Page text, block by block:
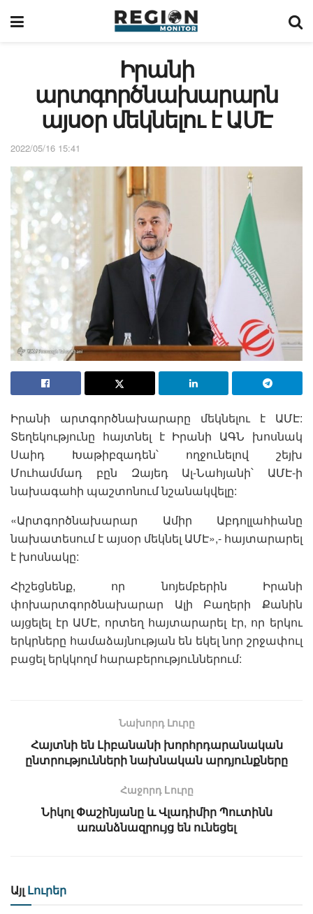
Իրանի
արտգործնախարարն
այսօր մեկնելու է ԱՄԷ
2022/05/16 15:41
Իրանի արտգործնախարարը մեկնելու է ԱՄԷ:
Տեղեկությունը հայտնել է Իրանի ԱԳՆ խոսնակ
Սաիդ Խաթիբզադեն՝ ողջունելով շեյխ
Մուհամմադ բըն Զայեդ Ալ-Նահյանի՝ ԱՄԷ-ի
նախագահի պաշտոնում նշանակվելը:
«Արտգործնախարար Ամիր Աբդոլլահիանը
նախատեսում է այսօր մեկնել ԱՄԷ»,- հայտարարել
է խոսնակը:
Հիշեցնենք, որ նոյեմբերին Իրանի
փոխարտգործնախարար Ալի Բաղերի Քանին
այցելել էր ԱՄԷ, որտեղ հայտարարել էր, որ երկու
երկրները համաձայնության են եկել նոր շրջափուլ
բացել երկկողմ հարաբերություններում:
Նախորդ Լուրը
Հայտնի են Լիբանանի խորհրդարանական
ընտրությունների նախնական արդյունքները
Հաջորդ Lուրը
Նիկոլ Փաշինյանը և Վլադիմիր Պուտինն
առանձնազրույց են ունեցել
Այլ Լուրեր